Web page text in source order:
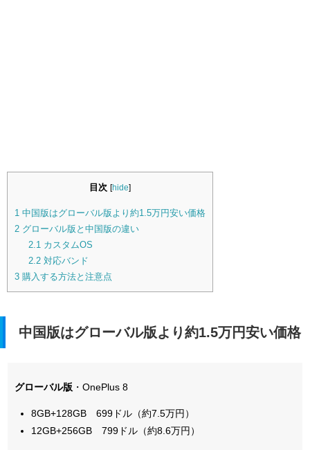
目次 [hide]
1 中国版はグローバル版より約1.5万円安い価格
2 グローバル版と中国版の違い
2.1カスタムOS
2.2対応バンド
3 購入する方法と注意点
中国版はグローバル版より約1.5万円安い価格
グローバル版 ・OnePlus 8
8GB+128GB 699ドル（約7.5万円）
12GB+256GB 799ドル（約8.6万円）